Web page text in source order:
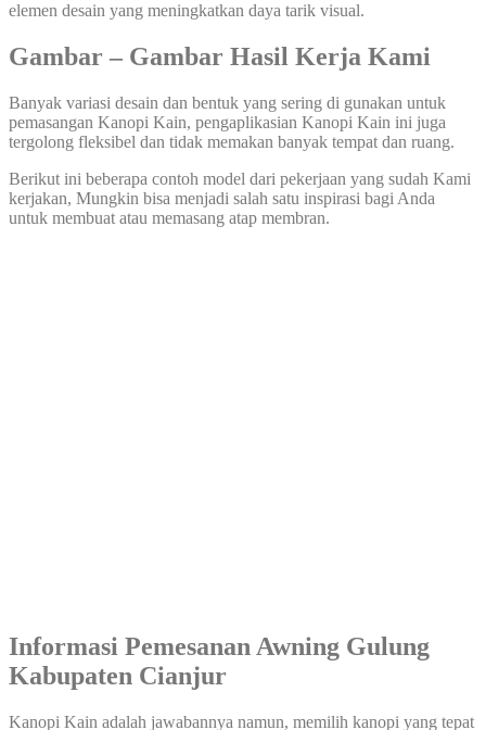
elemen desain yang meningkatkan daya tarik visual.
Gambar – Gambar Hasil Kerja Kami
Banyak variasi desain dan bentuk yang sering di gunakan untuk
pemasangan Kanopi Kain, pengaplikasian Kanopi Kain ini juga
tergolong fleksibel dan tidak memakan banyak tempat dan ruang.
Berikut ini beberapa contoh model dari pekerjaan yang sudah Kami
kerjakan, Mungkin bisa menjadi salah satu inspirasi bagi Anda
untuk membuat atau memasang atap membran.
Informasi Pemesanan Awning Gulung
Kabupaten Cianjur
Kanopi Kain adalah jawabannya namun, memilih kanopi yang tepat